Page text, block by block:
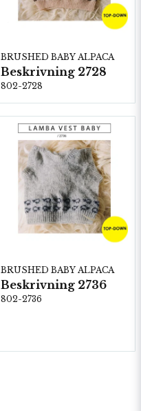
BRUSHED BABY ALPACA
Beskrivning 2728
802-2728
BRUSHED BABY ALPACA
Beskrivning 2736
802-2736